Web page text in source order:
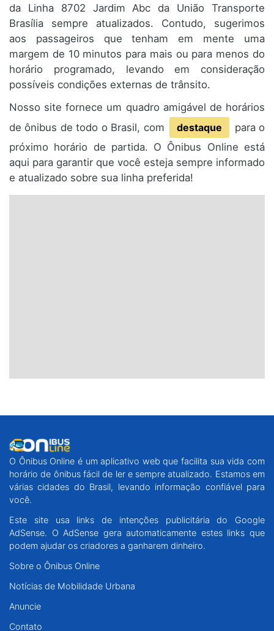
da Linha 8702 Jardim Abc da União Transporte
Brasília sempre atualizados. Contudo, sugerimos
aos passageiros que tenham em mente uma
margem de 10 minutos para mais ou para menos do
horário programado, levando em consideração
possíveis condições externas de trânsito.
Nosso site fornece um quadro amigável de horários
de ônibus de todo o Brasil, com
destaque
para o
próximo horário de partida. O Ônibus Online está
aqui para garantir que você esteja sempre informado
e atualizado sobre sua linha preferida!
O Ônibus Online é um aplicativo web que facilita sua vida com
horário de ônibus fácil de ler e sempre atualizado. Estamos em
várias cidades do Brasil, levando informação confiável para
você.
Este site usa links de intenções publicitária do Google
AdSense. O AdSense gera automaticamente estes links que
podem ajudar os criadores a ganharem dinheiro.
Sobre o Ônibus Online
Notícias de Mobilidade Urbana
Anuncie
Contato